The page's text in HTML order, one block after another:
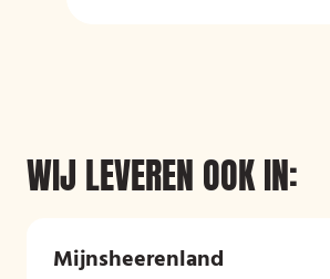
WIJ LEVEREN OOK IN:
Mijnsheerenland